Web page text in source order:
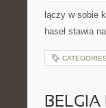
łączy w sobie
haseł stawia